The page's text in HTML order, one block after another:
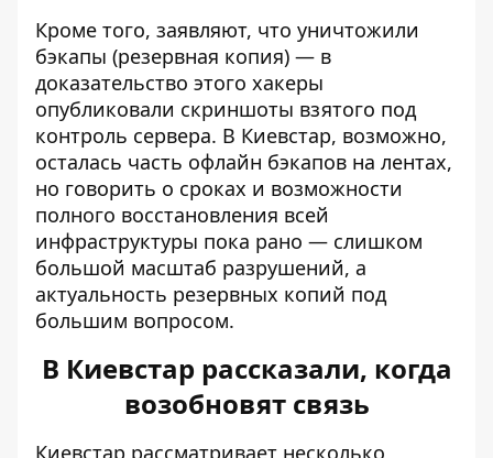
Кроме того, заявляют, что уничтожили
бэкапы (резервная копия) — в
доказательство этого хакеры
опубликовали скриншоты взятого под
контроль сервера. В Киевстар, возможно,
осталась часть офлайн бэкапов на лентах,
но говорить о сроках и возможности
полного восстановления всей
инфраструктуры пока рано — слишком
большой масштаб разрушений, а
актуальность резервных копий под
большим вопросом.
В Киевстар рассказали, когда
возобновят связь
Киевстар рассматривает несколько